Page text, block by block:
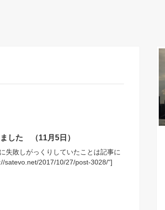
した （11月5日）
失敗しがっくりしていたことは記事に
satevo.net/2017/10/27/post-3028/"]